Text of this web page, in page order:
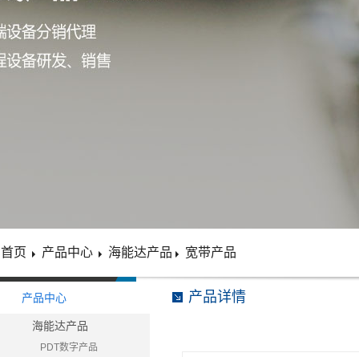
产品中心
海能达产品
PDT数字产品
产品详情
首页 产品中心 海能达产品 宽带产品